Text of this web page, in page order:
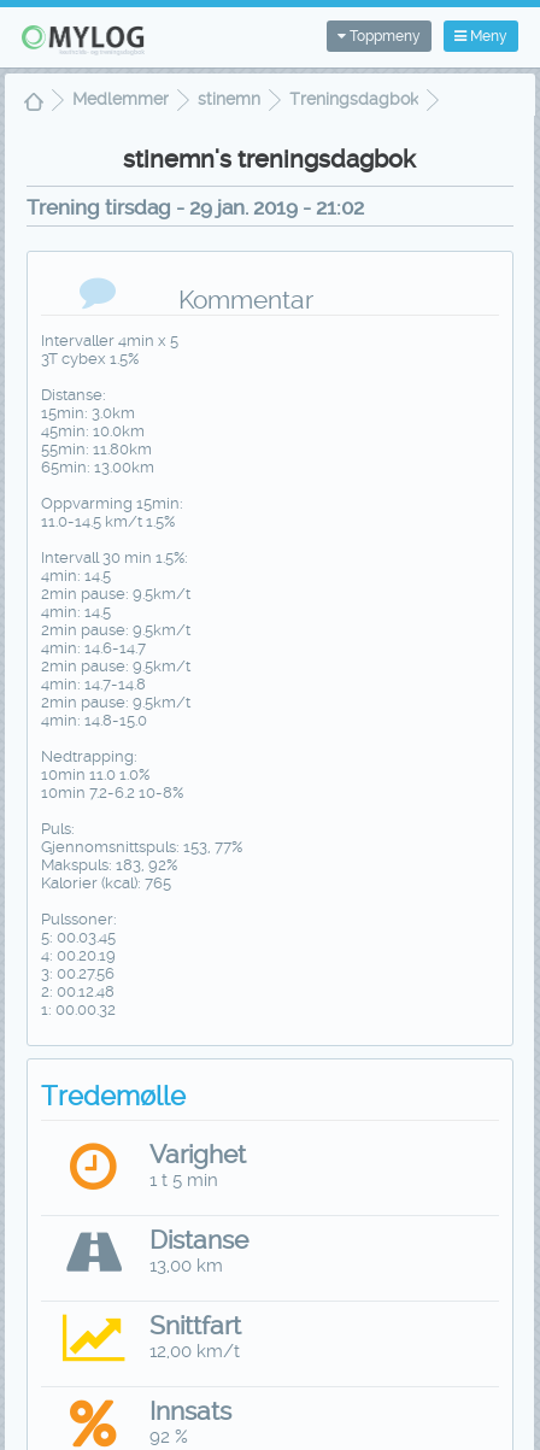
Meny
Toppmeny
Medlemmer stinemn
Treningsdagbok
stinemn's treningsdagbok
Trening tirsdag - 29 jan. 2019 - 21:02
Kommentar
Intervaller 4min x 5
3T cybex 1.5%
Distanse:
15min: 3.0km
45min: 10.0km
55min: 11.80km
65min: 13.00km
Oppvarming 15min:
11.0-14.5 km/t 1.5%
Intervall 30 min 1.5%:
4min: 14.5
2min pause: 9.5km/t
4min: 14.5
2min pause: 9.5km/t
4min: 14.6-14.7
2min pause: 9.5km/t
4min: 14.7-14.8
2min pause: 9.5km/t
4min: 14.8-15.0
Nedtrapping:
10min 11.0 1.0%
10min 7.2-6.2 10-8%
Puls:
Gjennomsnittspuls: 153, 77%
Makspuls: 183, 92%
Kalorier (kcal): 765
Pulssoner:
5: 00.03.45
4: 00.20.19
3: 00.27.56
2: 00.12.48
1: 00.00.32
Tredemølle
Varighet
1 t 5 min
Distanse
13,00 km
Snittfart
12,00 km/t
Innsats
92 %